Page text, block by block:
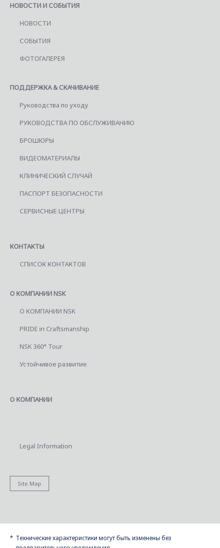
НОВОСТИ И СОБЫТИЯ
НОВОСТИ
СОБЫТИЯ
ФОТОГАЛЕРЕЯ
ПОДДЕРЖКА & СКАЧИВАНИЕ
Руководства по уходу
РУКОВОДСТВА ПО ОБСЛУЖИВАНИЮ
БРОШЮРЫ
ВИДЕОМАТЕРИАЛЫ
КЛИНИЧЕСКИЙ СЛУЧАЙ
ПАСПОРТ БЕЗОПАСНОСТИ
СЕРВИСНЫЕ ЦЕНТРЫ
КОНТАКТЫ
СПИСОК КОНТАКТОВ
О КОМПАНИИ NSK
О КОМПАНИИ NSK
PRIDE in Craftsmanship
NSK 360° Tour
Устойчивое развитие
О КОМПАНИИ
Legal Information
Site Map
Технические характеристики могут быть изменены без